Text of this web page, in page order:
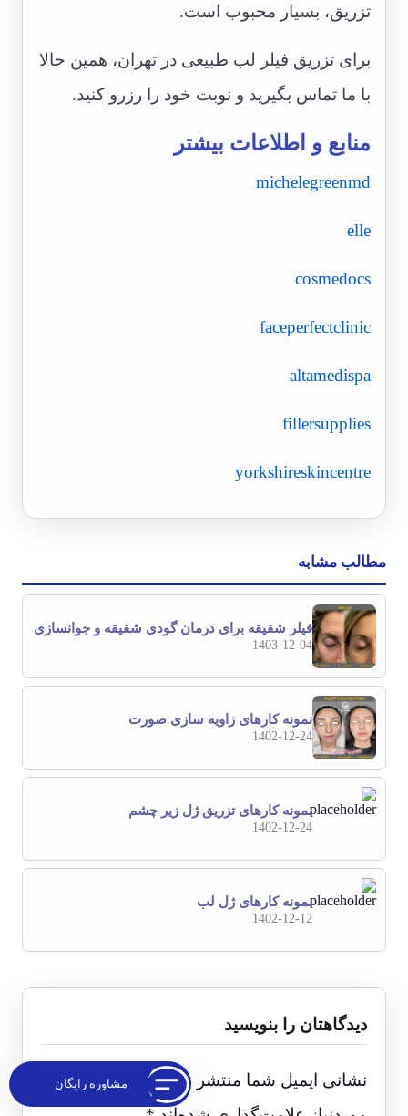
تزریق، بسیار محبوب است.
برای تزریق فیلر لب طبیعی در تهران، همین حالا
با ما تماس بگیرید و نوبت خود را رزرو کنید.
منابع و اطلاعات بیشتر
michelegreenmd
elle
cosmedocs
faceperfectclinic
altamedispa
fillersupplies
yorkshireskincentre
مطالب مشابه
فیلر شقیقه برای درمان گودی شقیقه و جوانسازی
1403-12-04
نمونه کارهای زاویه سازی صورت
1402-12-24
نمونه کارهای تزریق ژل زیر چشم
1402-12-24
نمونه کارهای ژل لب
1402-12-12
دیدگاهتان را بنویسید
نشانی ایمیل شما منتشر نخواهد شد. بخش‌های
مشاوره رایگان